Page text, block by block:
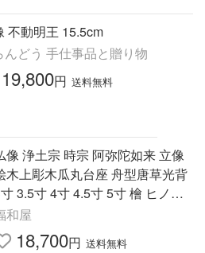
不動明王 15.5cm
んどう 手仕事品と贈り物
19,800円 送料無料
像 浄土宗 時宗 阿弥陀如来 立像
木上彫木瓜丸台座 舟型唐草光背
3.5寸 4寸 4.5寸 5寸 檜 ヒノキ
和屋
18,700円 送料無料